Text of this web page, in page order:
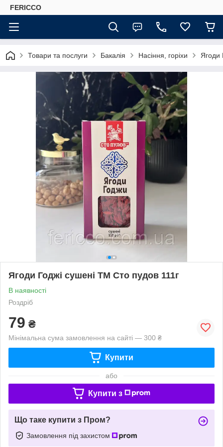
FERICCO
Товари та послуги Бакалія Насіння, горіхи Ягоди
Ягоди Годжі сушені ТМ Сто пудов 111г
В наявності
Роздріб
79 ₴
Мінімальна сума замовлення на сайті — 300 ₴
Купити
або
Купити з
Що таке купити з Пром?
Замовлення під захистом